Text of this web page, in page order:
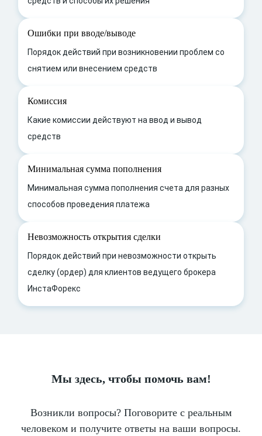
Ошибки при вводе/выводе
Порядок действий при возникновении проблем со
снятием или внесением средств
Комиссия
Какие комиссии действуют на ввод и вывод
средств
Минимальная сумма пополнения
Минимальная сумма пополнения счета для разных
способов проведения платежа
Невозможность открытия сделки
Порядок действий при невозможности открыть
сделку (ордер) для клиентов ведущего брокера
ИнстаФорекс
Мы здесь, чтобы помочь вам!
Возникли вопросы? Поговорите с реальным
человеком и получите ответы на ваши вопросы.